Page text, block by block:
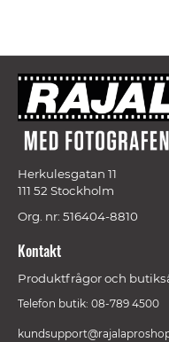
Herkulesgatan 11
111 52 Stockholm
Org. nr: 516404-8810
Kontakt
Produktfrågor och
Telefon butik: 08-789 4500